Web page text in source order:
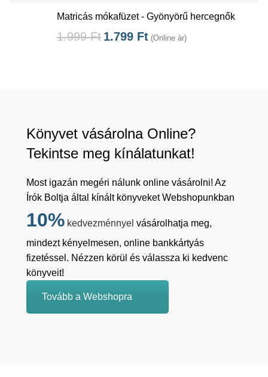
Matricás mókafüzet - Gyönyörű hercegnők
1.999Ft 1.799 Ft (Online ár)
Könyvet vásárolna Online?
Tekintse meg kínálatunkat!
Most igazán megéri nálunk online vásárolni! Az
Írók Boltja által kínált könyveket Webshopunkban
10% kedvezménnyel vásárolhatja meg,
mindezt kényelmesen, online bankkártyás
fizetéssel. Nézzen körül és válassza ki kedvenc
könyveit!
Tovább a Webshopra